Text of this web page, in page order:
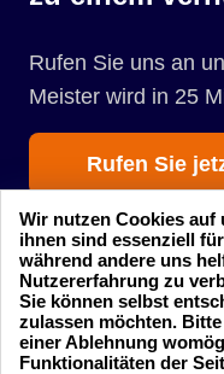
Rufen Sie uns an
Meister wird in 25
Rufen Sie
Startseite
24 Stunden am Tag
Wir nutzen Cookies auf
ihnen sind essenziell
während andere uns
Nutzererfahrung zu
Sie können selbst
zulassen möchten.
einer Ablehnung
Funktionalitäten der